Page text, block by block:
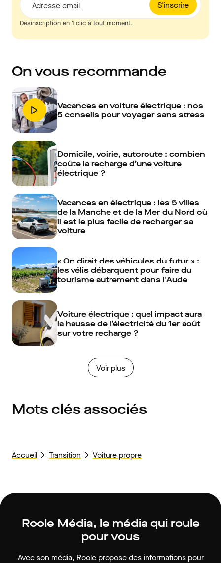
S'inscrire
Adresse email
Désinscription en 1 clic à tout moment.
On vous recommande
Vacances en voiture électrique : nos
5 conseils pour voyager sans stress
Domicile, voirie, autoroute : combien
coûte la recharge d’une voiture
électrique ?
Vacances en électrique : les 5 villes
de la Manche et de la Mer du Nord où
il est le plus facile de recharger sa
voiture
« On dirait des véhicules du futur » :
les vélis débarquent pour faire du
tourisme autrement dans l'Aude
Voiture électrique : quel impact aura
la hausse de l’électricité du 1er août
sur votre recharge ?
Voir plus
Mots clés associés
Accueil Transition Voiture propre
Roole Média, le média qui roule
pour vous
Avec son média, Roole propose des informations pour